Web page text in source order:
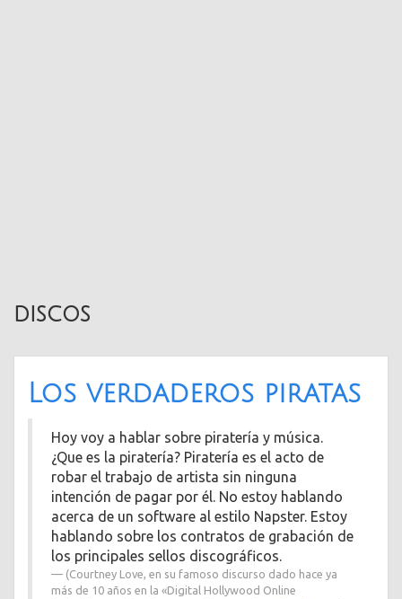
discos
Los verdaderos piratas
Hoy voy a hablar sobre piratería y música.
¿Que es la piratería? Piratería es el acto de
robar el trabajo de artista sin ninguna
intención de pagar por él. No estoy hablando
acerca de un software al estilo Napster. Estoy
hablando sobre los contratos de grabación de
los principales sellos discográficos.
(Courtney Love, en su famoso discurso dado hace ya
más de 10 años en la «Digital Hollywood Online